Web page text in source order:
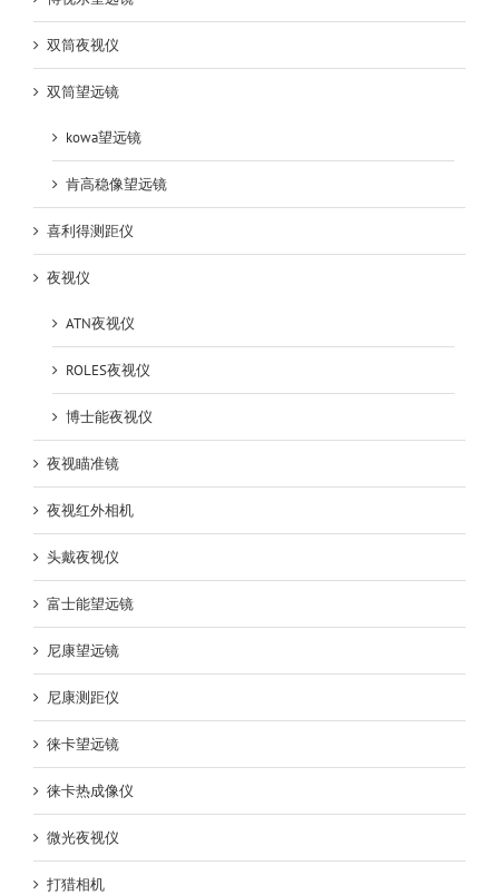
双筒夜视仪
双筒望远镜
kowa望远镜
肯高稳像望远镜
喜利得测距仪
夜视仪
ATN夜视仪
ROLES夜视仪
博士能夜视仪
夜视瞄准镜
夜视红外相机
头戴夜视仪
富士能望远镜
尼康望远镜
尼康测距仪
徕卡望远镜
徕卡热成像仪
微光夜视仪
打猎相机